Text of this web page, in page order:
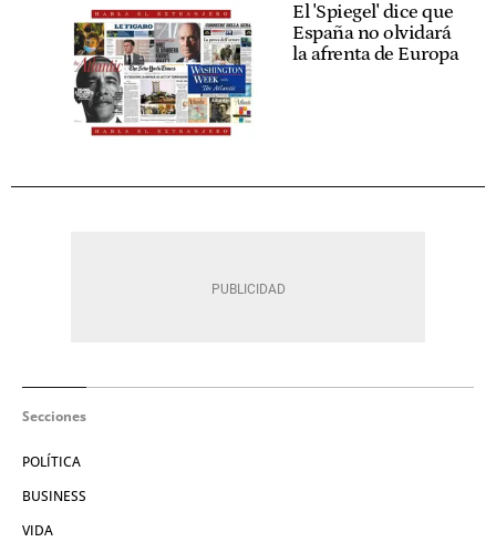
El 'Spiegel' dice que
España no olvidará
la afrenta de Europa
Secciones
POLÍTICA
BUSINESS
VIDA